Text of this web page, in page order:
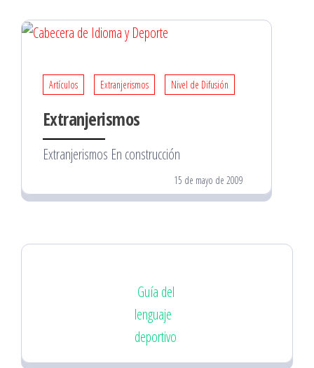
Artículos Extranjerismos Nivel de Difusión
Extranjerismos
Extranjerismos En construcción
15 de mayo de 2009
Guía del
lenguaje
deportivo